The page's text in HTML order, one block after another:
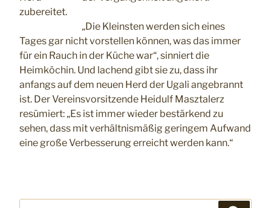
zubereitet.
„Die Kleinsten werden sich eines
Tages gar nicht vorstellen können, was das immer
für ein Rauch in der Küche war“, sinniert die
Heimköchin. Und lachend gibt sie zu, dass ihr
anfangs auf dem neuen Herd der Ugali angebrannt
ist. Der Vereinsvorsitzende Heidulf Masztalerz
resümiert: „Es ist immer wieder bestärkend zu
sehen, dass mit verhältnismäßig geringem Aufwand
eine große Verbesserung erreicht werden kann.“